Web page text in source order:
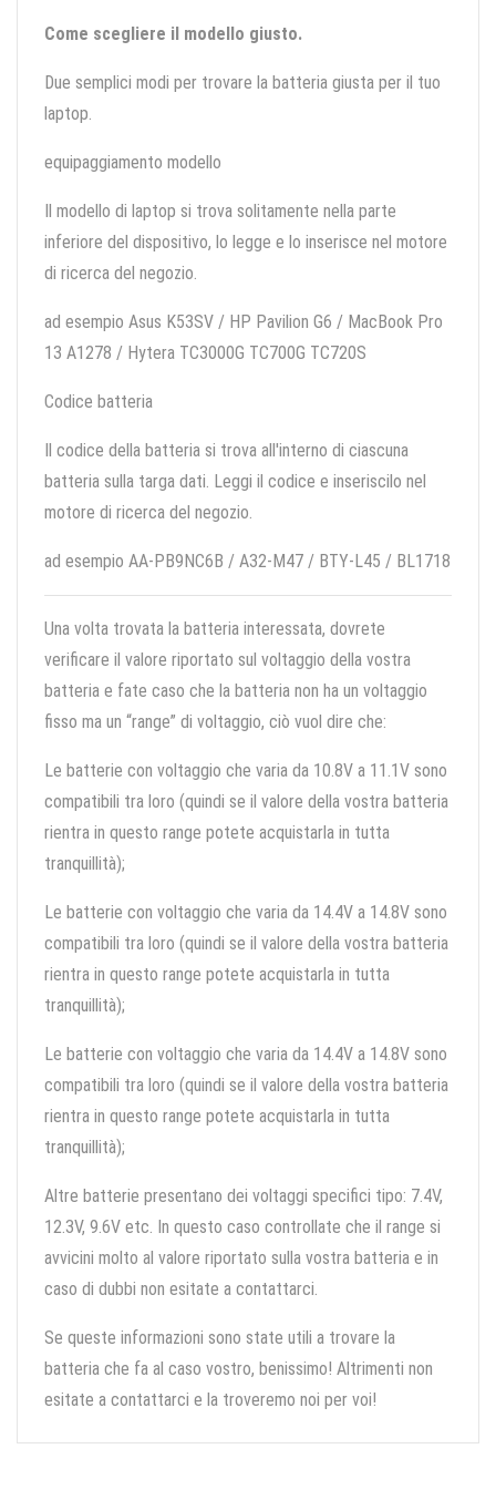
Come scegliere il modello giusto.
Due semplici modi per trovare la batteria giusta per il tuo
laptop.
equipaggiamento modello
Il modello di laptop si trova solitamente nella parte
inferiore del dispositivo, lo legge e lo inserisce nel motore
di ricerca del negozio.
ad esempio Asus K53SV / HP Pavilion G6 / MacBook Pro
13 A1278 / Hytera TC3000G TC700G TC720S
Codice batteria
Il codice della batteria si trova all'interno di ciascuna
batteria sulla targa dati. Leggi il codice e inseriscilo nel
motore di ricerca del negozio.
ad esempio AA-PB9NC6B / A32-M47 / BTY-L45 / BL1718
Una volta trovata la batteria interessata, dovrete
verificare il valore riportato sul voltaggio della vostra
batteria e fate caso che la batteria non ha un voltaggio
fisso ma un “range” di voltaggio, ciò vuol dire che:
Le batterie con voltaggio che varia da 10.8V a 11.1V sono
compatibili tra loro (quindi se il valore della vostra batteria
rientra in questo range potete acquistarla in tutta
tranquillità);
Le batterie con voltaggio che varia da 14.4V a 14.8V sono
compatibili tra loro (quindi se il valore della vostra batteria
rientra in questo range potete acquistarla in tutta
tranquillità);
Le batterie con voltaggio che varia da 14.4V a 14.8V sono
compatibili tra loro (quindi se il valore della vostra batteria
rientra in questo range potete acquistarla in tutta
tranquillità);
Altre batterie presentano dei voltaggi specifici tipo: 7.4V,
12.3V, 9.6V etc. In questo caso controllate che il range si
avvicini molto al valore riportato sulla vostra batteria e in
caso di dubbi non esitate a contattarci.
Se queste informazioni sono state utili a trovare la
batteria che fa al caso vostro, benissimo! Altrimenti non
esitate a contattarci e la troveremo noi per voi!